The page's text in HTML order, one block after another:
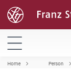
Home Person